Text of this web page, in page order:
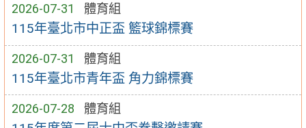
2026-07-31 體育組
115年臺北市中正盃 籃球錦標賽
2026-07-31 體育組
115年臺北市青年盃 角力錦標賽
2026-07-28 體育組